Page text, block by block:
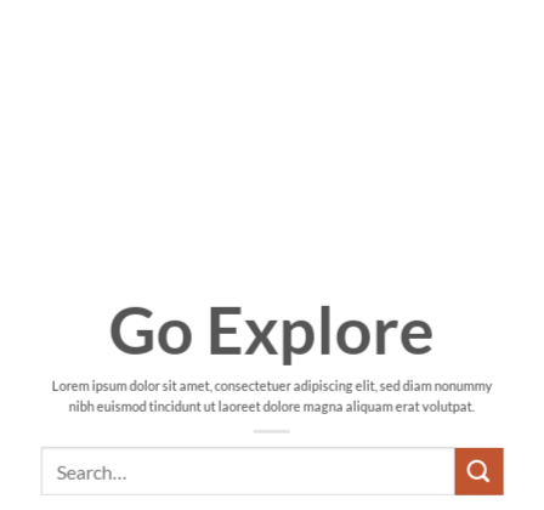
Go Explore
Lorem ipsum dolor sit amet, consectetuer adipiscing elit, sed diam nonummy
nibh euismod tincidunt ut laoreet dolore magna aliquam erat volutpat.